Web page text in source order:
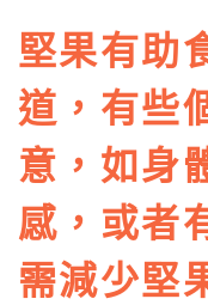
堅果有助
道，有些
意，如身
感，或者
需減少堅